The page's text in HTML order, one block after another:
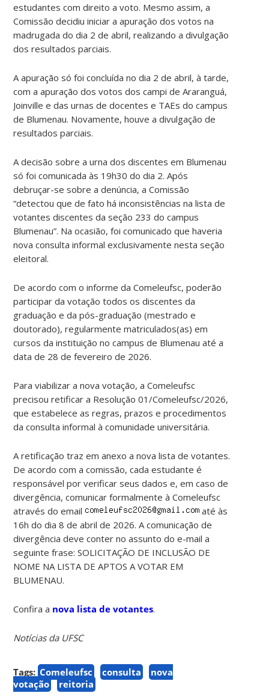
estudantes com direito a voto. Mesmo assim, a
Comissão decidiu iniciar a apuração dos votos na
madrugada do dia 2 de abril, realizando a divulgação
dos resultados parciais.
A apuração só foi concluída no dia 2 de abril, à tarde,
com a apuração dos votos dos campi de Araranguá,
Joinville e das urnas de docentes e TAEs do campus
de Blumenau. Novamente, houve a divulgação de
resultados parciais.
A decisão sobre a urna dos discentes em Blumenau
só foi comunicada às 19h30 do dia 2. Após
debruçar-se sobre a denúncia, a Comissão
“detectou que de fato há inconsistências na lista de
votantes discentes da seção 233 do campus
Blumenau”. Na ocasião, foi comunicado que haveria
nova consulta informal exclusivamente nesta seção
eleitoral.
De acordo com o informe da Comeleufsc, poderão
participar da votação todos os discentes da
graduação e da pós-graduação (mestrado e
doutorado), regularmente matriculados(as) em
cursos da instituição no campus de Blumenau até a
data de 28 de fevereiro de 2026.
Para viabilizar a nova votação, a Comeleufsc
precisou retificar a Resolução 01/Comeleufsc/2026,
que estabelece as regras, prazos e procedimentos
da consulta informal à comunidade universitária.
A retificação traz em anexo a nova lista de votantes.
De acordo com a comissão, cada estudante é
responsável por verificar seus dados e, em caso de
divergência, comunicar formalmente à Comeleufsc
através do email
até às
16h do dia 8 de abril de 2026. A comunicação de
divergência deve conter no assunto do e-mail a
seguinte frase: SOLICITAÇÃO DE INCLUSÃO DE
NOME NA LISTA DE APTOS A VOTAR EM
BLUMENAU.
Confira a nova lista de votantes.
Notícias da UFSC
Tags: Comeleufsc consulta
nova
votação
reitoria